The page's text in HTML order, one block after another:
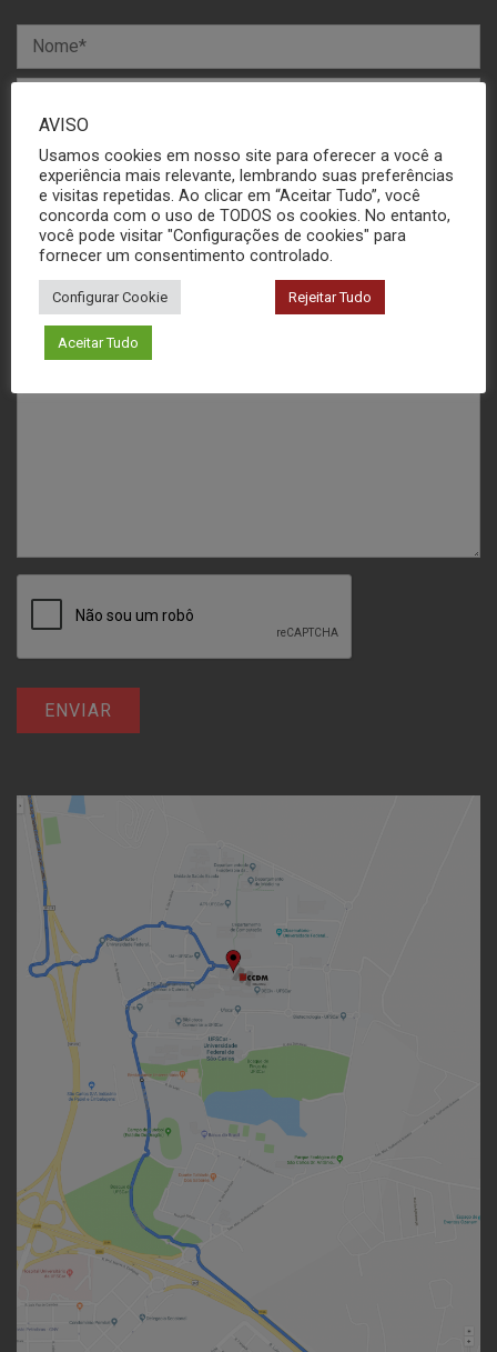
AVISO
Usamos cookies em nosso site para oferecer a você a
experiência mais relevante, lembrando suas preferências
e visitas repetidas. Ao clicar em “Aceitar Tudo”, você
concorda com o uso de TODOS os cookies. No entanto,
você pode visitar "Configurações de cookies" para
fornecer um consentimento controlado.
Configurar Cookie Rejeitar Tudo
Aceitar Tudo